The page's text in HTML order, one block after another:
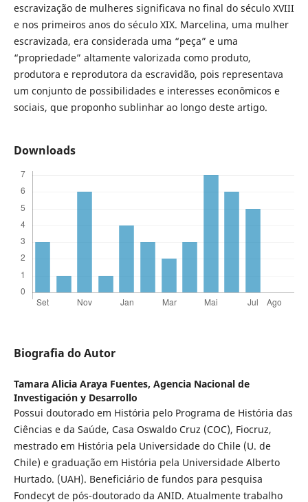
escravização de mulheres significava no final do século XVIII
e nos primeiros anos do século XIX. Marcelina, uma mulher
escravizada, era considerada uma “peça” e uma
“propriedade” altamente valorizada como produto,
produtora e reprodutora da escravidão, pois representava
um conjunto de possibilidades e interesses econômicos e
sociais, que proponho sublinhar ao longo deste artigo.
Downloads
Biografia do Autor
Tamara Alicia Araya Fuentes, Agencia Nacional de
Investigación y Desarrollo
Possui doutorado em História pelo Programa de História das
Ciências e da Saúde, Casa Oswaldo Cruz (COC), Fiocruz,
mestrado em História pela Universidade do Chile (U. de
Chile) e graduação em História pela Universidade Alberto
Hurtado. (UAH). Beneficiário de fundos para pesquisa
Fondecyt de pós-doutorado da ANID. Atualmente trabalho